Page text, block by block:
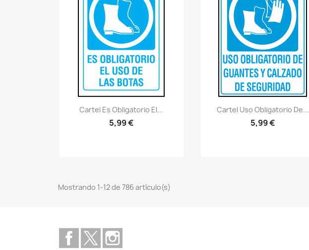
visibilityVistazo rápido
Cartel Es Obligatorio El...
5,99 €
visibility Vistazo rápido
Cartel Uso Obligatorio De...
5,99 €
Mostrando 1-12 de 786 artículo(s)
Facebook
Twitter